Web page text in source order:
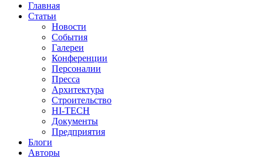
Главная
Статьи
Новости
События
Галереи
Конференции
Персоналии
Пресса
Архитектура
Строительство
HI-TECH
Документы
Предприятия
Блоги
Авторы